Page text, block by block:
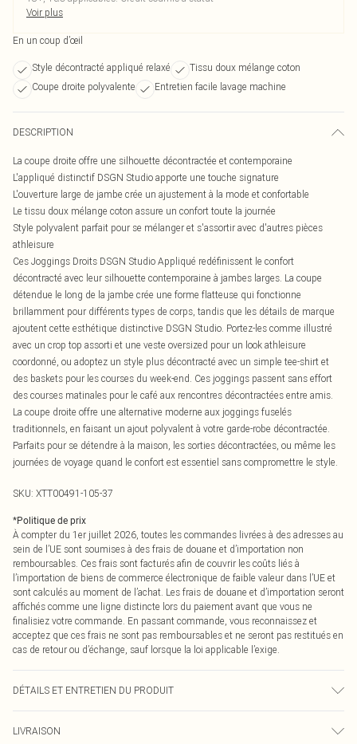
Voir plus
En un coup d’œil
Style décontracté appliqué relaxé
Tissu doux mélange coton
Coupe droite polyvalente
Entretien facile lavage machine
DESCRIPTION
La coupe droite offre une silhouette décontractée et contemporaine
L'appliqué distinctif DSGN Studio apporte une touche signature
L'ouverture large de jambe crée un ajustement à la mode et confortable
Le tissu doux mélange coton assure un confort toute la journée
Style polyvalent parfait pour se mélanger et s'assortir avec d'autres pièces
athleisure
Ces Joggings Droits DSGN Studio Appliqué redéfinissent le confort
décontracté avec leur silhouette contemporaine à jambes larges. La coupe
détendue le long de la jambe crée une forme flatteuse qui fonctionne
brillamment pour différents types de corps, tandis que les détails de marque
ajoutent cette esthétique distinctive DSGN Studio. Portez-les comme illustré
avec un crop top assorti et une veste oversized pour un look athleisure
coordonné, ou adoptez un style plus décontracté avec un simple tee-shirt et
des baskets pour les courses du week-end. Ces joggings passent sans effort
des courses matinales pour le café aux rencontres décontractées entre amis.
La coupe droite offre une alternative moderne aux joggings fuselés
traditionnels, en faisant un ajout polyvalent à votre garde-robe décontractée.
Parfaits pour se détendre à la maison, les sorties décontractées, ou même les
journées de voyage quand le confort est essentiel sans compromettre le style.
SKU: XTT00491-105-37
*Politique de prix
À compter du 1er juillet 2026, toutes les commandes livrées à des adresses au
sein de l’UE sont soumises à des frais de douane et d’importation non
remboursables. Ces frais sont facturés afin de couvrir les coûts liés à
l’importation de biens de commerce électronique de faible valeur dans l’UE et
sont calculés au moment de l’achat. Les frais de douane et d’importation seront
affichés comme une ligne distincte lors du paiement avant que vous ne
finalisiez votre commande. En passant commande, vous reconnaissez et
acceptez que ces frais ne sont pas remboursables et ne seront pas restitués en
cas de retour ou d’échange, sauf lorsque la loi applicable l’exige.
DÉTAILS ET ENTRETIEN DU PRODUIT
M UK.
LIVRAISON